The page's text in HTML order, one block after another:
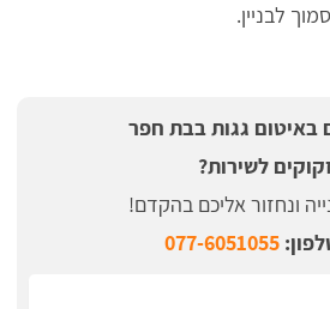
לבניין.
באיטום גגות בבת חפר
לשירות?
ונחזור אליכם בהקדם!
077-6051055